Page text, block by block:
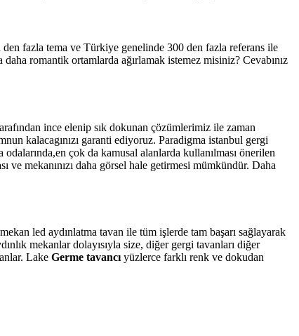
den fazla tema ve Türkiye genelinde 300 den fazla referans ile
romantik ortamlarda ağırlamak istemez misiniz? Cevabınız
ince elenip sık dokunan çözümlerimiz ile zaman
kalacagınızı garanti ediyoruz. Paradigma istanbul gergi
çok da kamusal alanlarda kullanılması önerilen
ve mekanınızı daha görsel hale getirmesi mümkündür. Daha
led aydınlatma tavan ile tüm işlerde tam başarı sağlayarak
mekanlar dolayısıyla size, diğer gergi tavanları diğer
Lake Germe tavancı yüzlerce farklı renk ve dokudan